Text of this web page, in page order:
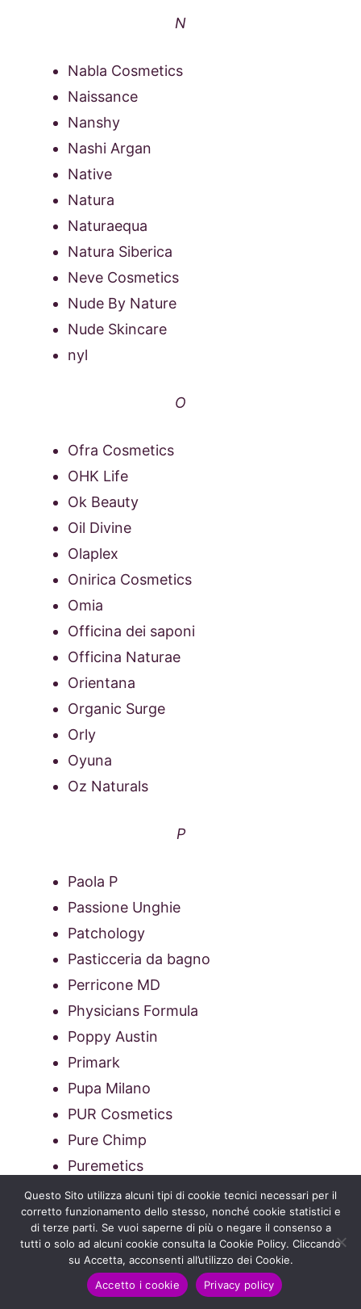
N
Nabla Cosmetics
Naissance
Nanshy
Nashi Argan
Native
Natura
Naturaequa
Natura Siberica
Neve Cosmetics
Nude By Nature
Nude Skincare
nyl
O
Ofra Cosmetics
OHK Life
Ok Beauty
Oil Divine
Olaplex
Onirica Cosmetics
Omia
Officina dei saponi
Officina Naturae
Orientana
Organic Surge
Orly
Oyuna
Oz Naturals
P
Paola P
Passione Unghie
Patchology
Pasticceria da bagno
Perricone MD
Physicians Formula
Poppy Austin
Primark
Pupa Milano
PUR Cosmetics
Pure Chimp
Puremetics
Purito
Puro Bio
Prada (profumi)
PS Primark
Questo Sito utilizza alcuni tipi di cookie tecnici necessari per il
corretto funzionamento dello stesso, nonché cookie statistici e
di terze parti. Se vuoi saperne di più o negare il consenso a
tutti o solo ad alcuni cookie consulta la Cookie Policy. Cliccando
su Accetta, acconsenti all’utilizzo dei Cookie.
Accetto i cookie
Privacy policy